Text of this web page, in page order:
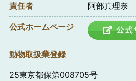
責任者 阿部真理奈
公式ホームページ
動物取扱業登録
25東京都保第008705号